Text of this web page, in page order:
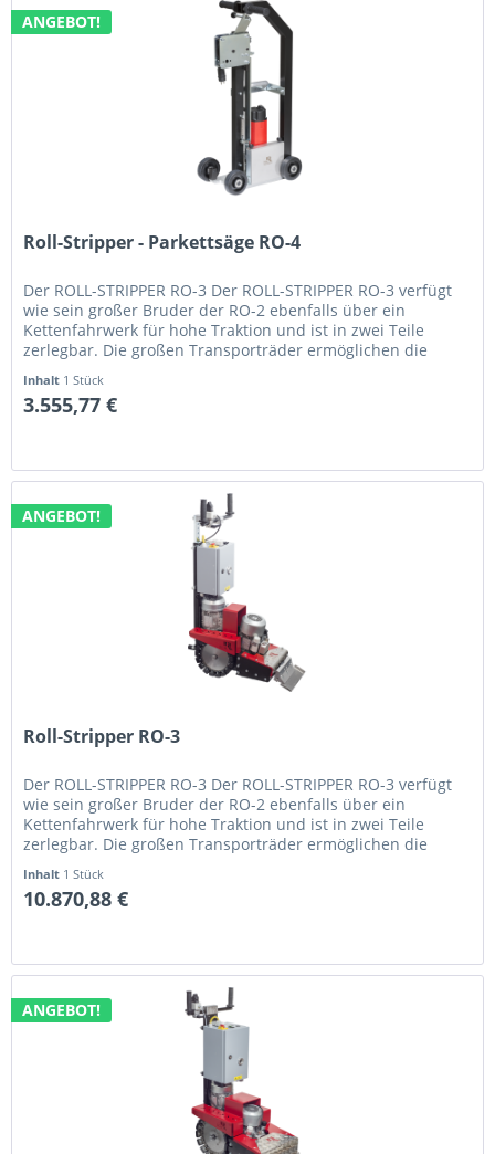
ANGEBOT!
Roll-Stripper - Parkettsäge RO-4
Der ROLL-STRIPPER RO-3 Der ROLL-STRIPPER RO-3 verfügt
wie sein großer Bruder der RO-2 ebenfalls über ein
Kettenfahrwerk für hohe Traktion und ist in zwei Teile
zerlegbar. Die großen Transporträder ermöglichen die
Inhalt 1 Stück
3.555,77 €
ANGEBOT!
Roll-Stripper RO-3
Der ROLL-STRIPPER RO-3 Der ROLL-STRIPPER RO-3 verfügt
wie sein großer Bruder der RO-2 ebenfalls über ein
Kettenfahrwerk für hohe Traktion und ist in zwei Teile
zerlegbar. Die großen Transporträder ermöglichen die
Inhalt 1 Stück
10.870,88 €
ANGEBOT!